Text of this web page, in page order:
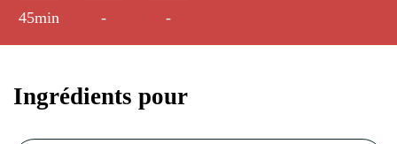
45min - -
Ingrédients pour